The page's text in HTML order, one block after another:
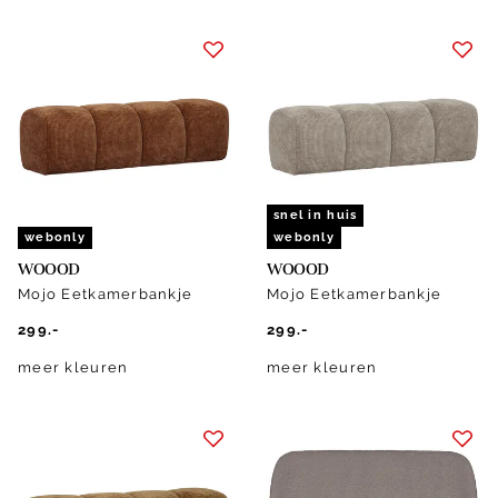
webonly
WOOOD
Mojo Eetkamerbankje
299.-
meer kleuren
snel in huis
webonly
WOOOD
Mojo Eetkamerbankje
299.-
meer kleuren